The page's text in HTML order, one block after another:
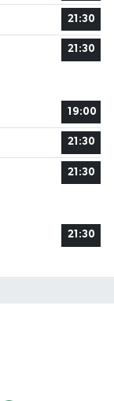
21:30
21:30
19:00
21:30
21:30
21:30